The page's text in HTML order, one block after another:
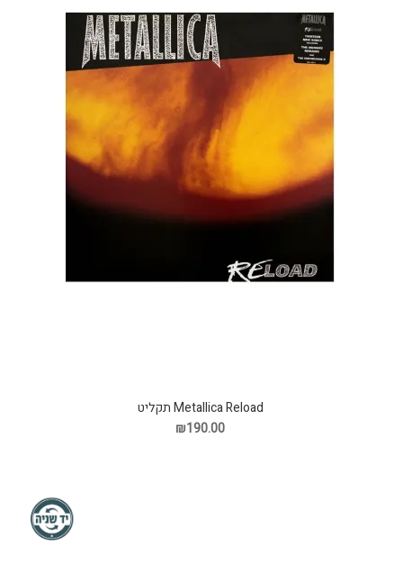
Metallica Reload תקליט
₪190.00